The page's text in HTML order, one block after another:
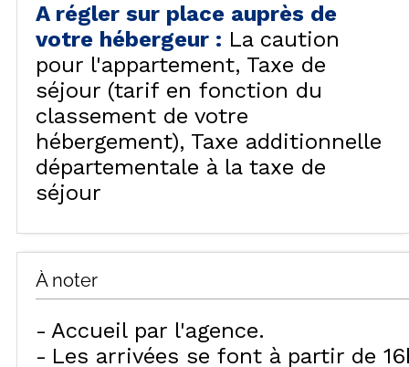
A régler sur place auprès de
votre hébergeur : La caution
pour l'appartement Taxe de
séjour (tarif en fonction du
classement de votre
hébergement) Taxe additionnelle
départementale à la taxe de
séjour
À noter
Accueil par l'agence
Les arrivées se font à partir de